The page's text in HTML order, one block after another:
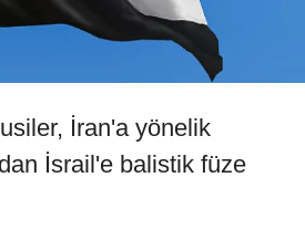
İran'a yönelik
İsrail'e balistik füze